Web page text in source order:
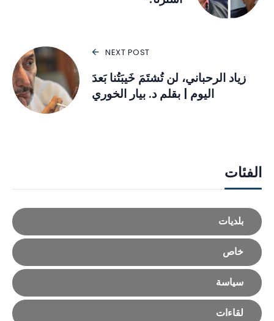
NEXT POST
زياد الرحباني، لن تُشتَمَ خَيبَتُنا بَعدَ
اليوم | بقلم د. بيار الخوري
الفئات
بلديات
خاص
سياسة
لقاءات